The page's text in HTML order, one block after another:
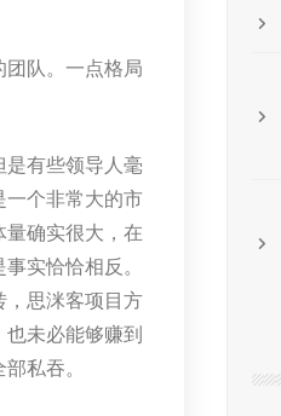
队。一点格局
有些领导人毫
个非常大的市
确实很大，在
实恰恰相反。
思洣客项目方
未必能够赚到
私吞。